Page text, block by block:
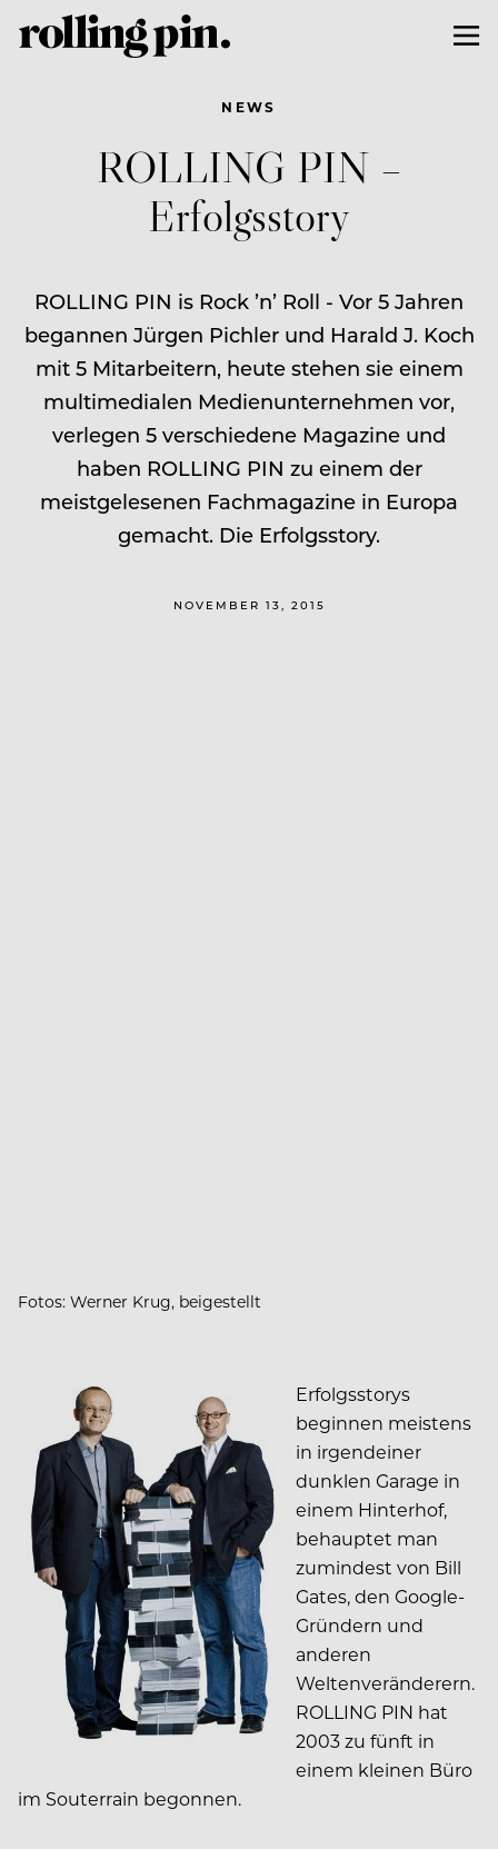
NEWS
ROLLING PIN –
Erfolgsstory
ROLLING PIN is Rock ’n’ Roll - Vor 5 Jahren
begannen Jürgen Pichler und Harald J. Koch
mit 5 Mitarbeitern, heute stehen sie einem
multimedialen Medienunternehmen vor,
verlegen 5 verschiedene Magazine und
haben ROLLING PIN zu einem der
meistgelesenen Fachmagazine in Europa
gemacht. Die Erfolgsstory.
NOVEMBER 13, 2015
Fotos: Werner Krug, beigestellt
Erfolgsstorys
beginnen meistens
in irgendeiner
dunklen Garage in
einem Hinterhof,
behauptet man
zumindest von Bill
Gates, den Google-
Gründern und
anderen
Weltenveränderern.
ROLLING PIN hat
2003 zu fünft in
einem kleinen Büro
im Souterrain begonnen.